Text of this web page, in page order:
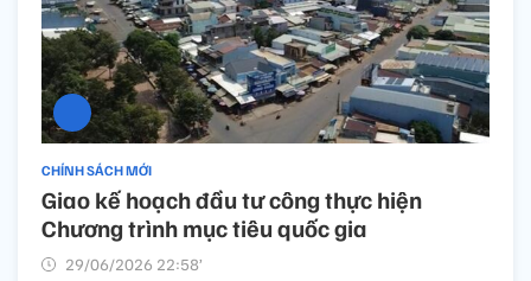
CHÍNH SÁCH MỚI
Giao kế hoạch đầu tư công thực hiện
Chương trình mục tiêu quốc gia
29/06/2026 22:58’